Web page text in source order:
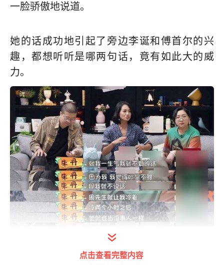
一脸骄傲地说道。
她的话成功地引起了旁边李诞和傅首尔的兴
趣，都想听听是哪两句话，竟有如此大的威
力。
点击查看完整内容